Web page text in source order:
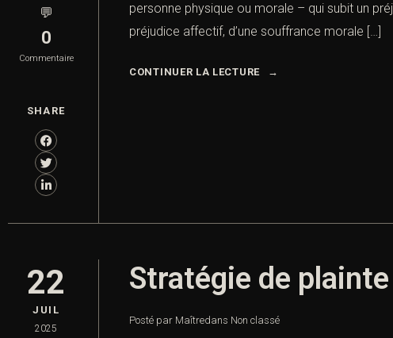
💬
0
Commentaire
SHARE
personne physique ou morale – qui subit un
préjudice affectif, d’une souffrance morale […]
CONTINUER LA LECTURE
22
JUIL
2025
Stratégie de
Posté par Maîtredans Non classé